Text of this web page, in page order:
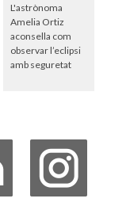
L'astrònoma
Amelia Ortiz
aconsella com
observar l’eclipsi
amb seguretat